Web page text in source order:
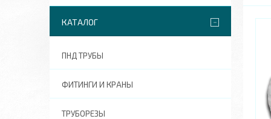
КАТАЛОГ
ПНД ТРУБЫ
ФИТИНГИ И КРАНЫ
ТРУБОРЕЗЫ